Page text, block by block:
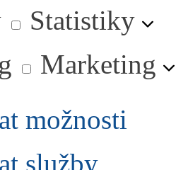
Statistiky
Marketing
možnosti
služby